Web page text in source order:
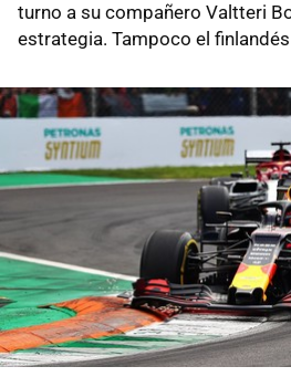
turno a su compañero Valtteri
estrategia. Tampoco el